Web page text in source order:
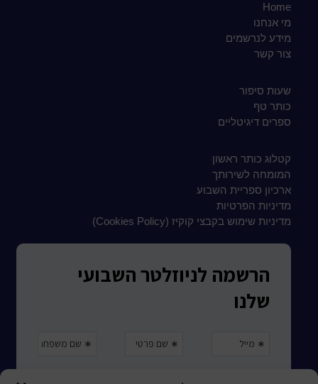
Home
מי אנחנו
מידע לנרשמים
צור קשר
שעות סיפור
כותר טף
ספרים דיגיטליים
קטלוג כותר ראשון
המומחה לשירותך
ארכיון ספריית השבוע
מדיניות הפרטיות
מדיניות שימוש בקבצי קוקיז (Cookies Policy)